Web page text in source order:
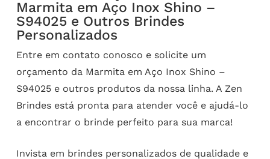
Marmita em Aço Inox Shino –
S94025 e Outros Brindes
Personalizados
Entre em contato conosco e solicite um
orçamento da Marmita em Aço Inox Shino –
S94025 e outros produtos da nossa linha. A Zen
Brindes está pronta para atender você e ajudá-lo
a encontrar o brinde perfeito para sua marca!
Invista em brindes personalizados de qualidade e